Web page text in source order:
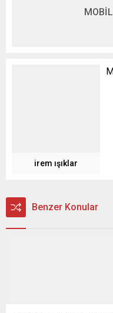
irem ışıklar
Benzer Konular